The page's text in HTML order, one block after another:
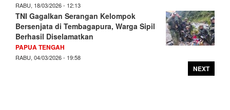
RABU, 18/03/2026 - 12:13
TNI Gagalkan Serangan Kelompok
Bersenjata di Tembagapura, Warga Sipil
Berhasil Diselamatkan
PAPUA TENGAH
RABU, 04/03/2026 - 19:58
NEXT